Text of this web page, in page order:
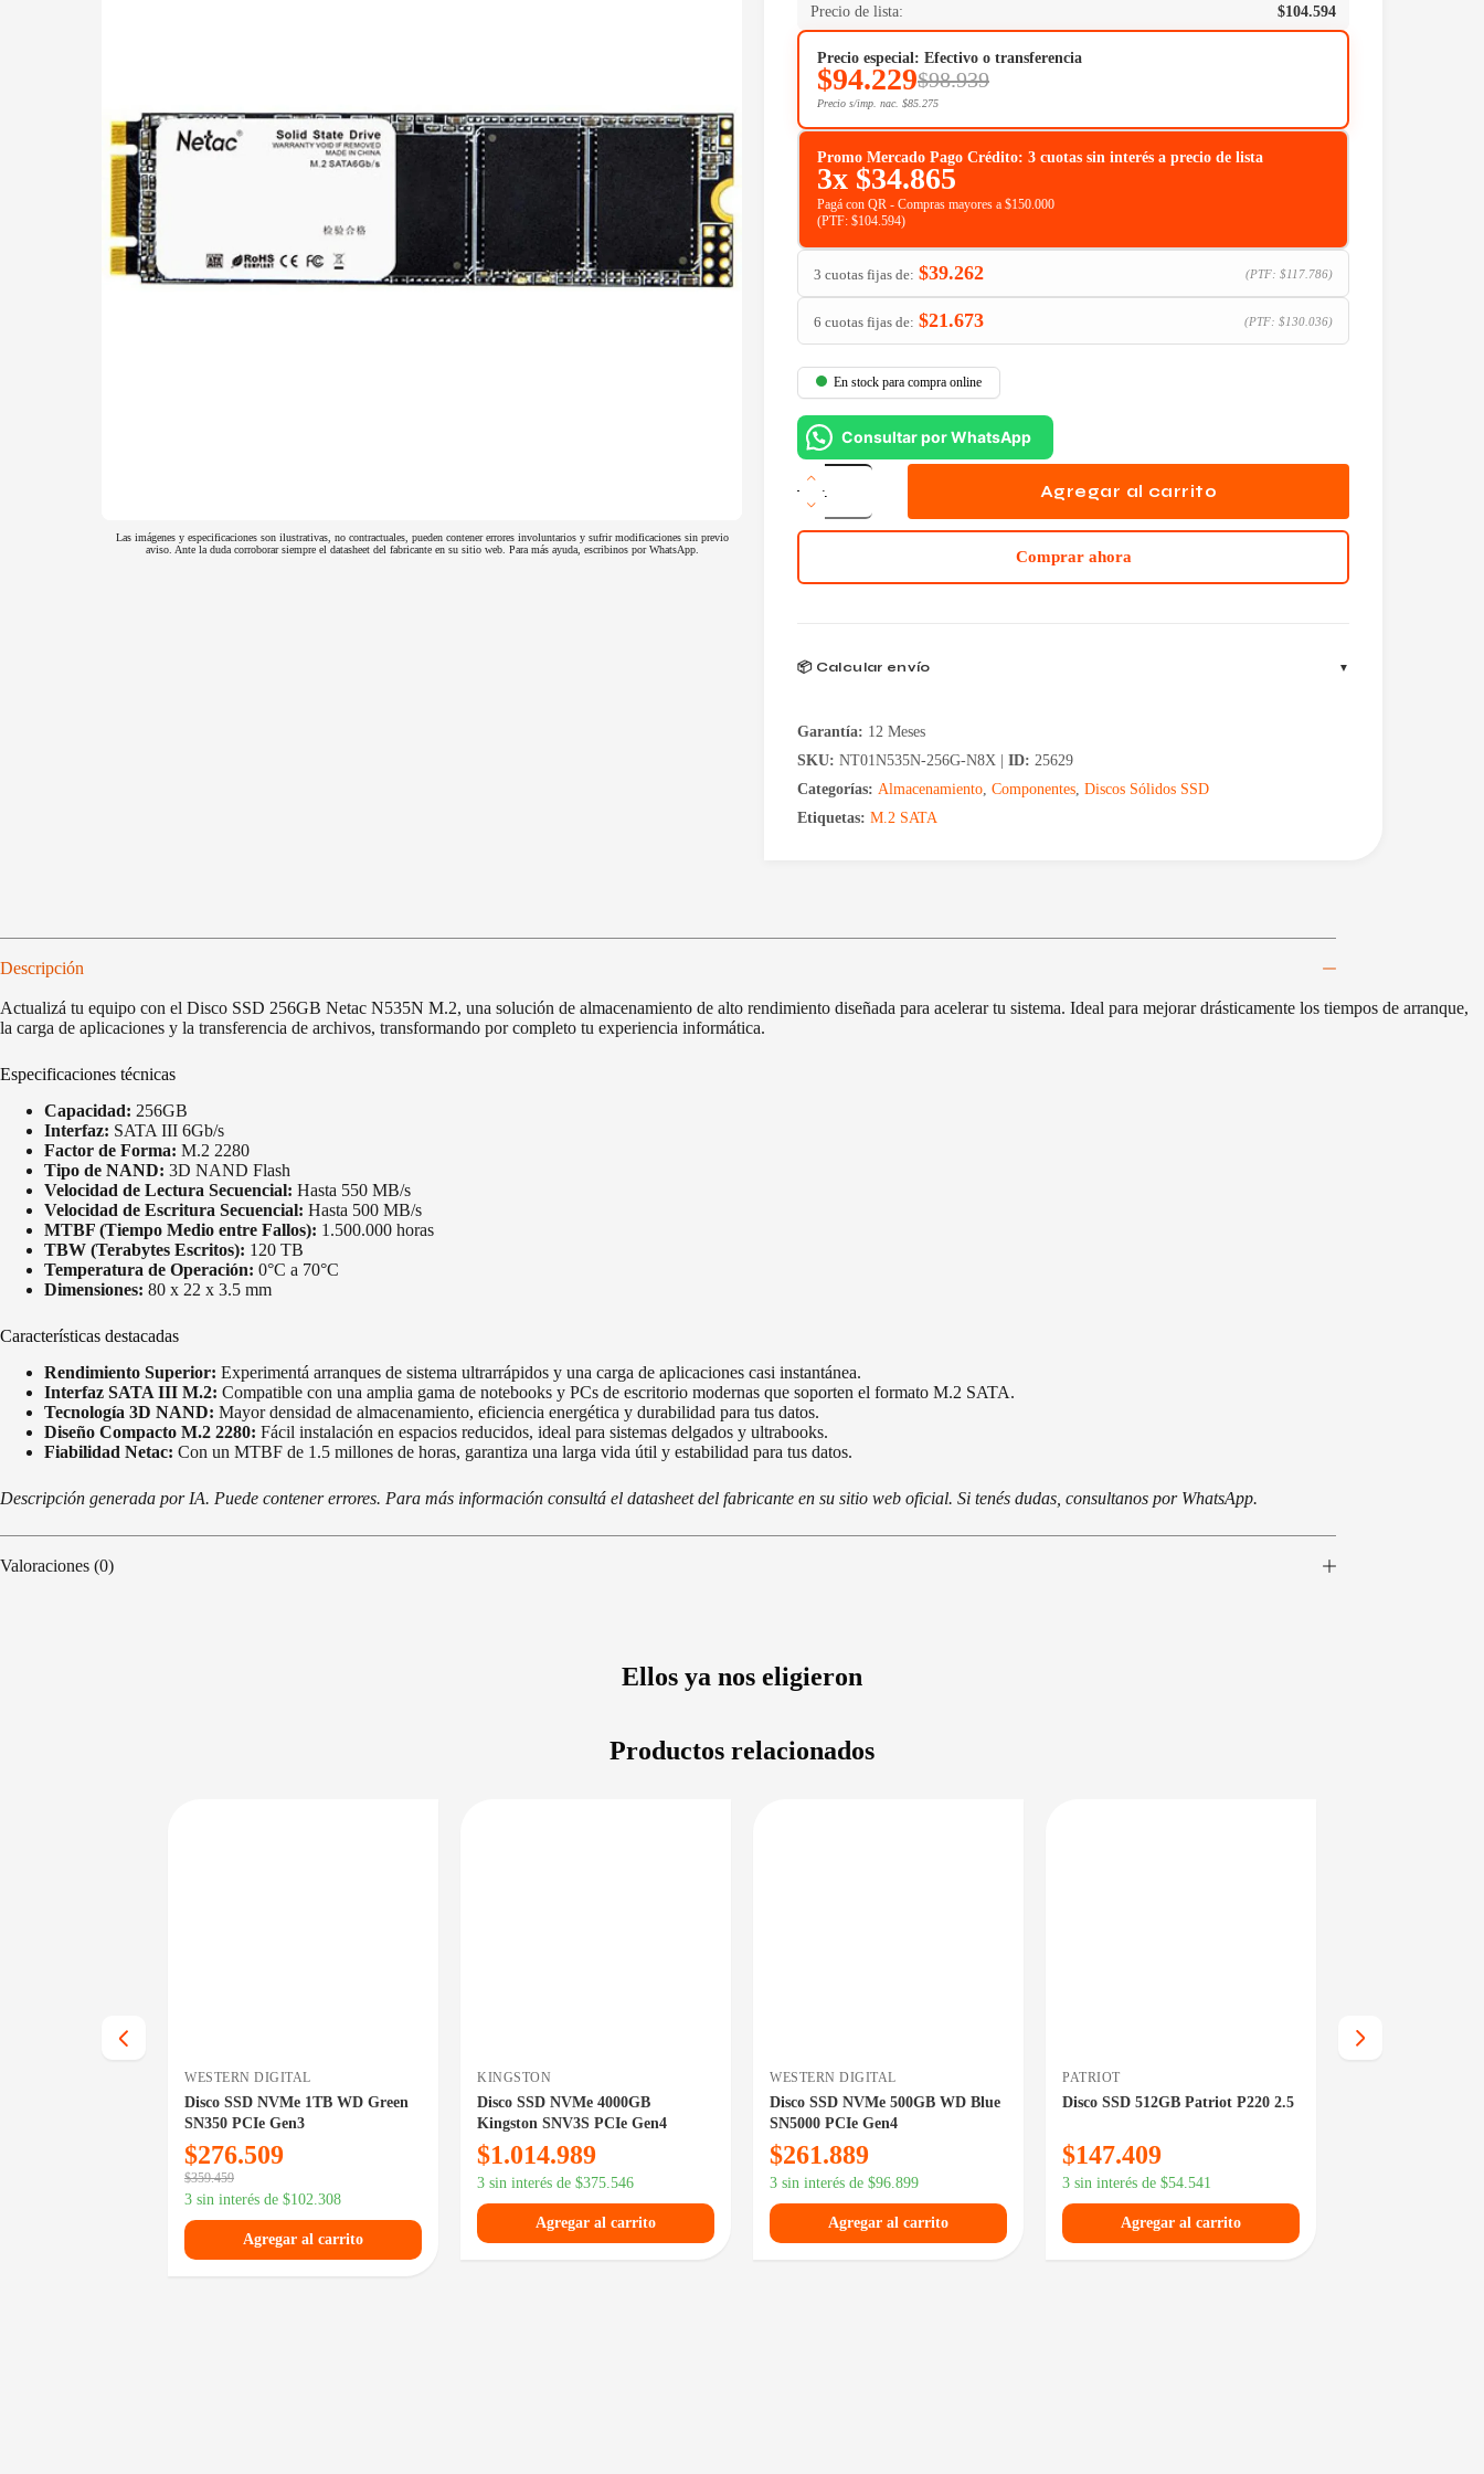
Las imágenes y especificaciones son ilustrativas, no contractuales, pueden contener errores involuntarios y sufrir modificaciones sin previo
aviso. Ante la duda corroborar siempre el datasheet del fabricante en su sitio web. Para más ayuda, escribinos por WhatsApp.
Precio de lista: $104.594
Precio especial: Efectivo o transferencia
$94.229$98.939
Precio s/imp. nac. $85.275
Promo Mercado Pago Crédito: 3 cuotas sin interés a precio de lista
3x $34.865
Pagá con QR - Compras mayores a $150.000
(PTF: $104.594)
3 cuotas fijas de: $39.262 (PTF: $117.786)
6 cuotas fijas de: $21.673 (PTF: $130.036)
En stock para compra online
Consultar por WhatsApp
Disco
SSD
256GB
Netac
cantidad
Agregar al carrito
Comprar ahora
📦 Calcular envío
Garantía: 12 Meses
SKU: NT01N535N-256G-N8X | ID: 25629
Categorías: Almacenamiento, Componentes, Discos Sólidos SSD
Etiquetas: M.2 SATA
Descripción
Actualizá tu equipo con el Disco SSD 256GB Netac N535N M.2, una solución de almacenamiento de alto rendimiento diseñada para acelerar tu sistema. Ideal para mejorar drásticamente los tiempos de arranque,
la carga de aplicaciones y la transferencia de archivos, transformando por completo tu experiencia informática.
Especificaciones técnicas
Capacidad: 256GB
Interfaz: SATA III 6Gb/s
Factor de Forma: M.2 2280
Tipo de NAND: 3D NAND Flash
Velocidad de Lectura Secuencial: Hasta 550 MB/s
Velocidad de Escritura Secuencial: Hasta 500 MB/s
MTBF (Tiempo Medio entre Fallos): 1.500.000 horas
TBW (Terabytes Escritos): 120 TB
Temperatura de Operación: 0°C a 70°C
Dimensiones: 80 x 22 x 3.5 mm
Características destacadas
Rendimiento Superior: Experimentá arranques de sistema ultrarrápidos y una carga de aplicaciones casi instantánea.
Interfaz SATA III M.2: Compatible con una amplia gama de notebooks y PCs de escritorio modernas que soporten el formato M.2 SATA.
Tecnología 3D NAND: Mayor densidad de almacenamiento, eficiencia energética y durabilidad para tus datos.
Diseño Compacto M.2 2280: Fácil instalación en espacios reducidos, ideal para sistemas delgados y ultrabooks.
Fiabilidad Netac: Con un MTBF de 1.5 millones de horas, garantiza una larga vida útil y estabilidad para tus datos.
Descripción generada por IA. Puede contener errores. Para más información consultá el datasheet del fabricante en su sitio web oficial. Si tenés dudas, consultanos por WhatsApp.
Valoraciones (0)
Ellos ya nos eligieron
Productos relacionados
WESTERN DIGITAL
Disco SSD NVMe 1TB WD Green
SN350 PCIe Gen3
$276.509
$359.459
3 sin interés de $102.308
Agregar al carrito
KINGSTON
Disco SSD NVMe 4000GB
Kingston SNV3S PCIe Gen4
$1.014.989
3 sin interés de $375.546
Agregar al carrito
WESTERN DIGITAL
Disco SSD NVMe 500GB WD Blue
SN5000 PCIe Gen4
$261.889
3 sin interés de $96.899
Agregar al carrito
PATRIOT
Disco SSD 512GB Patriot P220 2.5
$147.409
3 sin interés de $54.541
Agregar al carrito